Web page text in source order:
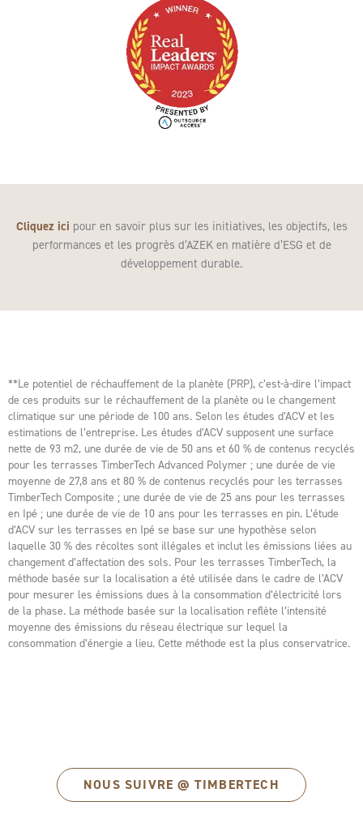
Cliquez ici pour en savoir plus sur les initiatives, les objectifs, les
performances et les progrès d’AZEK en matière d’ESG et de
développement durable.
**Le potentiel de réchauffement de la planète (PRP), c’est-à-dire l’impact
de ces produits sur le réchauffement de la planète ou le changement
climatique sur une période de 100 ans. Selon les études d’ACV et les
estimations de l’entreprise. Les études d’ACV supposent une surface
nette de 93 m2, une durée de vie de 50 ans et 60 % de contenus recyclés
pour les terrasses TimberTech Advanced Polymer ; une durée de vie
moyenne de 27,8 ans et 80 % de contenus recyclés pour les terrasses
TimberTech Composite ; une durée de vie de 25 ans pour les terrasses
en Ipé ; une durée de vie de 10 ans pour les terrasses en pin. L’étude
d’ACV sur les terrasses en Ipé se base sur une hypothèse selon
laquelle 30 % des récoltes sont illégales et inclut les émissions liées au
changement d’affectation des sols. Pour les terrasses TimberTech, la
méthode basée sur la localisation a été utilisée dans le cadre de l’ACV
pour mesurer les émissions dues à la consommation d’électricité lors
de la phase. La méthode basée sur la localisation reflète l’intensité
moyenne des émissions du réseau électrique sur lequel la
consommation d’énergie a lieu. Cette méthode est la plus conservatrice.
NOUS SUIVRE @ TIMBERTECH